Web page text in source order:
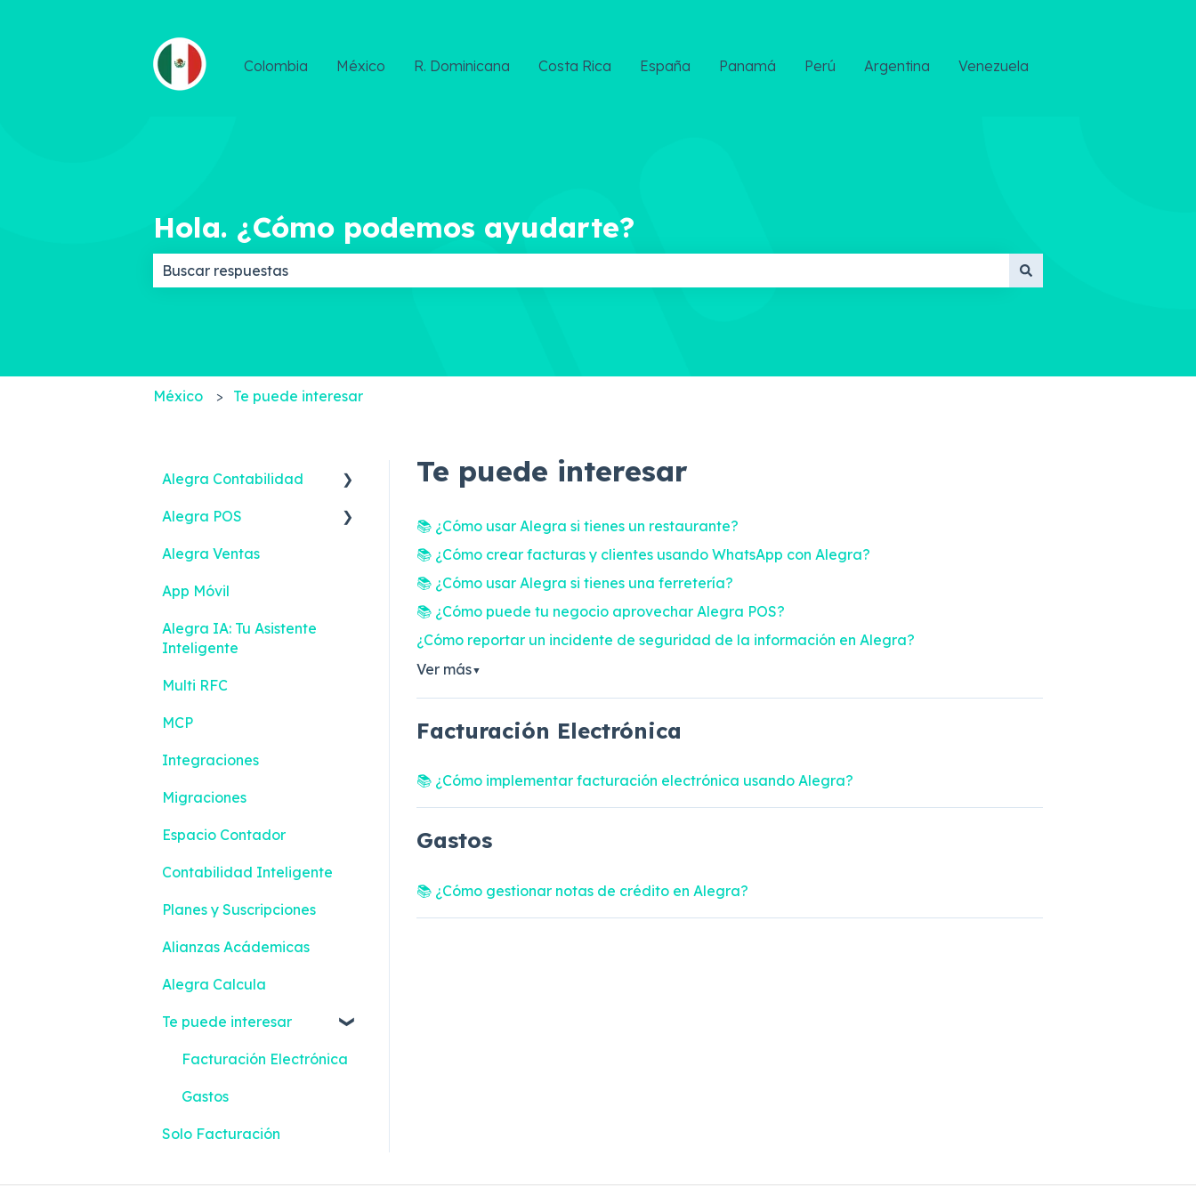
Colombia México R. Dominicana Costa Rica España Panamá Perú Argentina Venezuela
Hola. ¿Cómo podemos ayudarte?
México Te puede interesar
Te puede interesar
📚 ¿Cómo usar Alegra si tienes un restaurante?
📚 ¿Cómo crear facturas y clientes usando WhatsApp con Alegra?
📚 ¿Cómo usar Alegra si tienes una ferretería?
📚 ¿Cómo puede tu negocio aprovechar Alegra POS?
¿Cómo reportar un incidente de seguridad de la información en Alegra?
Ver más▼
Facturación Electrónica
📚 ¿Cómo implementar facturación electrónica usando Alegra?
Gastos
📚 ¿Cómo gestionar notas de crédito en Alegra?
Alegra Contabilidad
Ingresos
Gastos
Contactos
Inventario
Alegra POS
Vender
Ingresos
Turnos
Alegra Ventas
App Móvil
Alegra IA: Tu Asistente
Inteligente
Multi RFC
MCP
Integraciones
Migraciones
Espacio Contador
Contabilidad Inteligente
Planes y Suscripciones
Alianzas Acádemicas
Alegra Calcula
Te puede interesar
Facturación Electrónica
Gastos
Solo Facturación